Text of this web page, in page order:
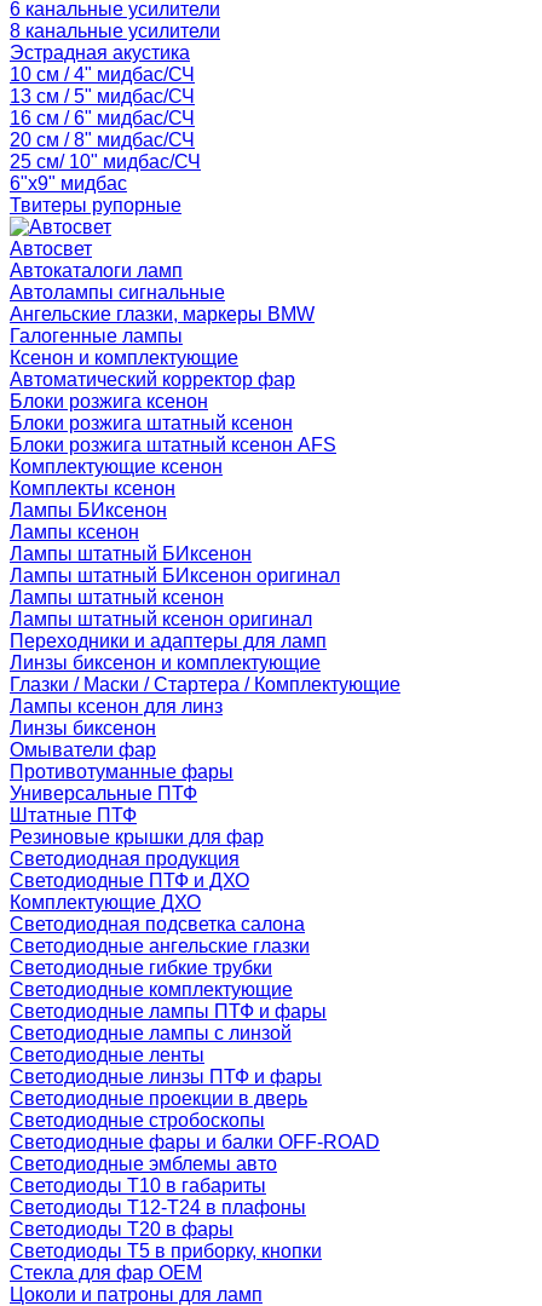
6 канальные усилители
8 канальные усилители
Эстрадная акустика
10 см / 4" мидбас/СЧ
13 см / 5" мидбас/СЧ
16 см / 6" мидбас/СЧ
20 см / 8" мидбас/СЧ
25 см/ 10" мидбас/СЧ
6"x9" мидбас
Твитеры рупорные
Автосвет
Автокаталоги ламп
Автолампы сигнальные
Ангельские глазки, маркеры BMW
Галогенные лампы
Ксенон и комплектующие
Автоматический корректор фар
Блоки розжига ксенон
Блоки розжига штатный ксенон
Блоки розжига штатный ксенон AFS
Комплектующие ксенон
Комплекты ксенон
Лампы БИксенон
Лампы ксенон
Лампы штатный БИксенон
Лампы штатный БИксенон оригинал
Лампы штатный ксенон
Лампы штатный ксенон оригинал
Переходники и адаптеры для ламп
Линзы биксенон и комплектующие
Глазки / Маски / Стартера / Комплектующие
Лампы ксенон для линз
Линзы биксенон
Омыватели фар
Противотуманные фары
Универсальные ПТФ
Штатные ПТФ
Резиновые крышки для фар
Светодиодная продукция
Светодиодные ПТФ и ДХО
Комплектующие ДХО
Светодиодная подсветка салона
Светодиодные ангельские глазки
Светодиодные гибкие трубки
Светодиодные комплектующие
Светодиодные лампы ПТФ и фары
Светодиодные лампы с линзой
Светодиодные ленты
Светодиодные линзы ПТФ и фары
Светодиодные проекции в дверь
Светодиодные стробоскопы
Светодиодные фары и балки OFF-ROAD
Светодиодные эмблемы авто
Светодиоды T10 в габариты
Светодиоды T12-T24 в плафоны
Светодиоды T20 в фары
Светодиоды T5 в приборку, кнопки
Стекла для фар OEM
Цоколи и патроны для ламп